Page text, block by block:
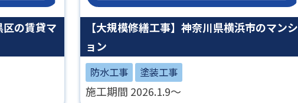
区の賃貸マ
【大規模修繕工事】神奈川県横浜市のマンシ
ョン
防水工事 塗装工事
施工期間 2026.1.9～